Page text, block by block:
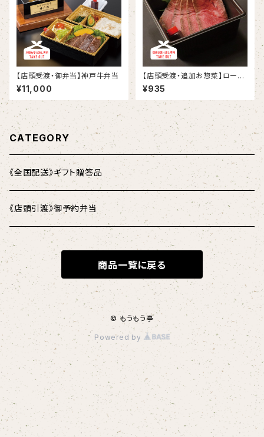
【店頭受渡・御弁当】神戸牛弁当
¥11,000
【店頭受渡・追加お惣菜】ロース
トビーフ
¥935
CATEGORY
《全国配送》ギフト贈答品
《店頭引渡》御予約弁当
商品一覧に戻る
© もうもう亭
Powered by